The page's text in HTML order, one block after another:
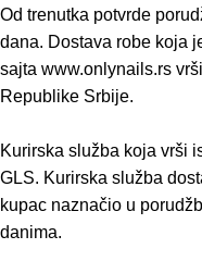
Od trenutka potvrde
dana. Dostava robe koja
sajta www.onlynails.rs
Republike Srbije.
Kurirska služba koja vrši
GLS. Kurirska služba
kupac naznačio u
danima.